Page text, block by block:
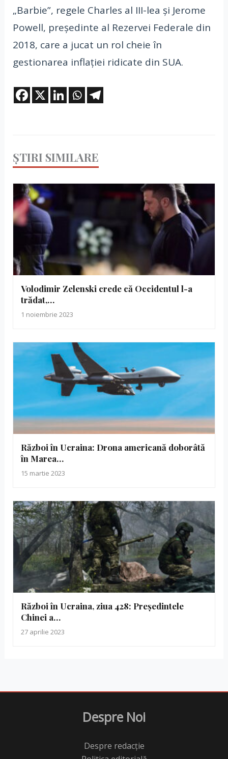
„Barbie”, regele Charles al III-lea și Jerome
Powell, președinte al Rezervei Federale din
2018, care a jucat un rol cheie în
gestionarea inflației ridicate din SUA.
ȘTIRI SIMILARE
Volodimir Zelenski crede că Occidentul l-a
trădat,…
1 noiembrie 2023
Război în Ucraina: Drona americană doborâtă
în Marea…
15 martie 2023
Război în Ucraina, ziua 428: Președintele
Chinei a…
27 aprilie 2023
Despre Noi
Despre redacție